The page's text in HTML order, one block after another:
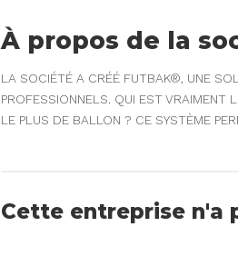
À propos de la
LA SOCIÉTÉ A CRÉÉ FUTBAK®, UNE
PROFESSIONNELS. QUI EST VRAIMENT
LE PLUS DE BALLON ? CE SYSTÈME
Cette entreprise n'a